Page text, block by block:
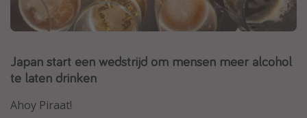
Thailand
Malta
Madeira
Egypte
Japan start een wedstrijd om mensen meer alcohol
te laten drinken
Ahoy Piraat!